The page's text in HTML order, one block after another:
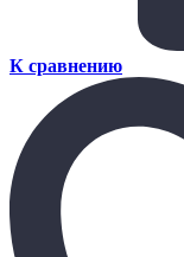
К сравнению